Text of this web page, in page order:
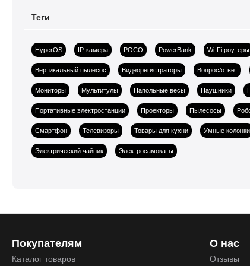
Теги
HyperOS IP-камера POCO PowerBank Wi-Fi роутеры
Вертикальный пылесос Видеорегистраторы Вопрос/ответ
Мониторы Мультитулы Напольные весы Наушники
Портативные электростанции Проекторы Пылесосы
Смартфон Телевизоры Товары для кухни Умные колонки
Электрический чайник Электросамокаты
Покупателям
Каталог товаров
О нас
Отзывы